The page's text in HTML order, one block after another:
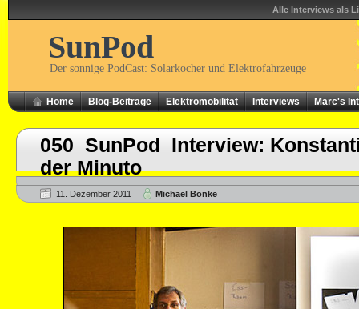
Alle Interviews als
SunPod
Der sonnige PodCast: Solarkocher und Elektrofahrzeuge
Home Blog-Beiträge Elektromobilität Interviews Marc's
050_SunPod_Interview:
der Minuto
11. Dezember 2011 Michael Bonke